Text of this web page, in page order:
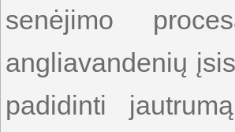
senėjimo
angliavandenių
padidinti